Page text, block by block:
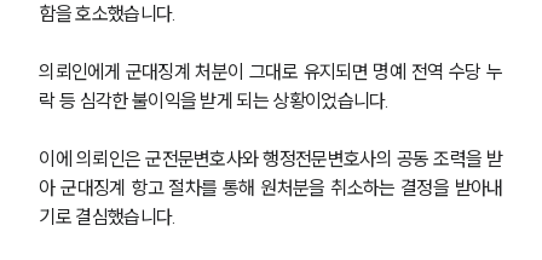
함을 호소했습니다.
의뢰인에게 군대징계 처분이 그대로 유지되면 명예 전역 수당 누
락 등 심각한 불이익을 받게 되는 상황이었습니다.
이에 의뢰인은 군전문변호사와 행정전문변호사의 공동 조력을 받
아 군대징계 항고 절차를 통해 원처분을 취소하는 결정을 받아내
기로 결심했습니다.